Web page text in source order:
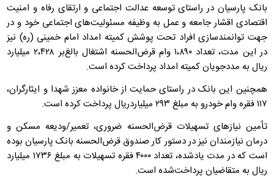
بانک پارسیان در راستای توسعه عدالت اجتماعی و ارتقای رفاه و امنیت
اقتصادی اقشار جامعه و عمل به وظیفه مسئولیت‌های اجتماعی خود و در
جهت توانمندسازی افراد تحت پوشش کمیته امداد امام خمینی (ره) نیز
در این مدت، تعداد ۱،۸۹۰ وام قرض‌الحسنه اشتغال بالغ‌بر ۲،۴۲۸ میلیارد
ریال به مددجویان کمیته امداد پرداخت کرده است.
همچنین این بانک در راستای حمایت از خانواده معزز شهدا و ایثارگران،
۱۱۷ فقره وام خودرو به مبلغ ۲۹۳ میلیاردریال پرداخت کرده است.
تأمین نیازهای تسهیلات قرض‌الحسنه ضروری، تعمیر/ودیعه مسکن و
درمان نیازمندان نیز در دستور کار صندوق قرض‌الحسنه بانک پارسیان بوده
است که در مدت یادشده، تعداد ۴۰۰۰ فقره تسهیلات به مبلغ ۱۷۳۶ میلیارد
ریال به متقاضیان پرداخت‌شده است.